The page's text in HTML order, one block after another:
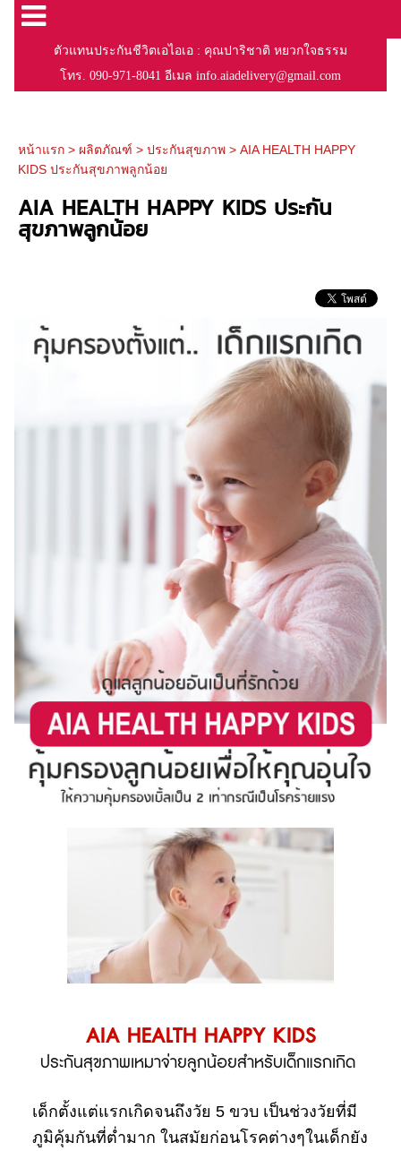
ตัวแทนประกันชีวิตเอไอเอ : คุณปาริชาติ หยวกใจธรรม
โทร. 090-971-8041 อีเมล info.aiadelivery@gmail.com
หน้าแรก > ผลิตภัณฑ์ >ประกันสุขภาพ >AIA HEALTH HAPPY
KIDS ประกันสุขภาพลูกน้อย
AIA HEALTH HAPPY KIDS ประกัน
สุขภาพลูกน้อย
AIA HEALTH HAPPY KIDS
ประกันสุขภาพเหมาจ่ายลูกน้อยสำหรับเด็กแรกเกิด
เด็กตั้งแต่แรกเกิดจนถึงวัย 5 ขวบ เป็นช่วงวัยที่มี
ภูมิคุ้มกันที่ต่ำมาก ในสมัยก่อนโรคต่างๆในเด็กยัง